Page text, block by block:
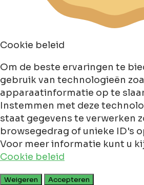
Cookie beleid
Om de beste ervaringen te
gebruik van technologieën
apparaatinformatie op te
Instemmen met deze
staat gegevens te verwerken
browsegedrag of unieke ID's
Voor meer informatie kunt u
Cookie beleid
Weigeren
Accepteren